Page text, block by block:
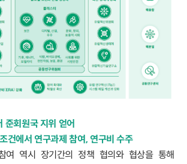
회원국 지위 얻어
건에서 연구과제 참여, 연구비 수주
여 역시 장기간의 정책 협의와 협상을 통해